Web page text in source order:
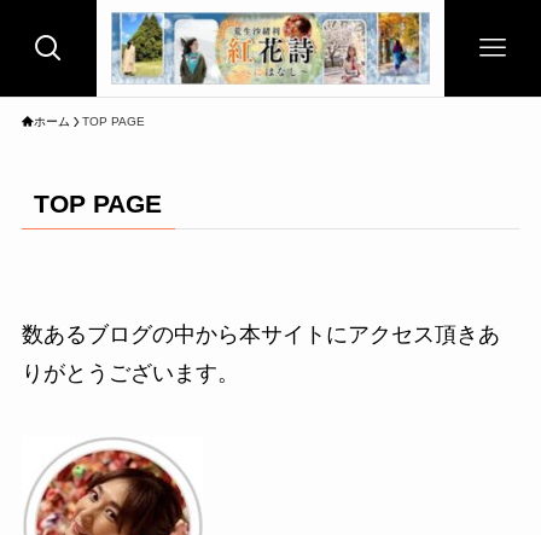
ホーム TOP PAGE
TOP PAGE
数あるブログの中から本サイトにアクセス頂きあ
りがとうございます。